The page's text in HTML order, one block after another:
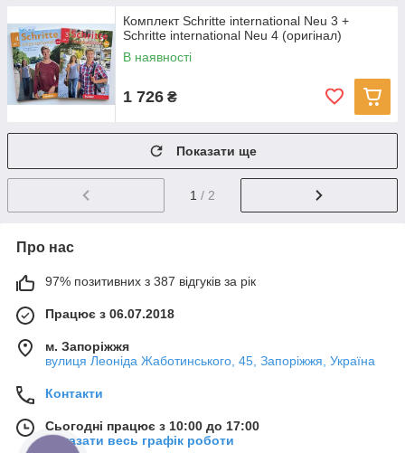
Комплект Schritte international Neu 3 +
Schritte international Neu 4 (оригінал)
В наявності
1 726 ₴
Показати ще
1 / 2
Про нас
97% позитивних з 387 відгуків за рік
Працює з 06.07.2018
м. Запоріжжя
вулиця Леоніда Жаботинського, 45, Запоріжжя, Україна
Контакти
Сьогодні працює з 10:00 до 17:00
Показати весь графік роботи